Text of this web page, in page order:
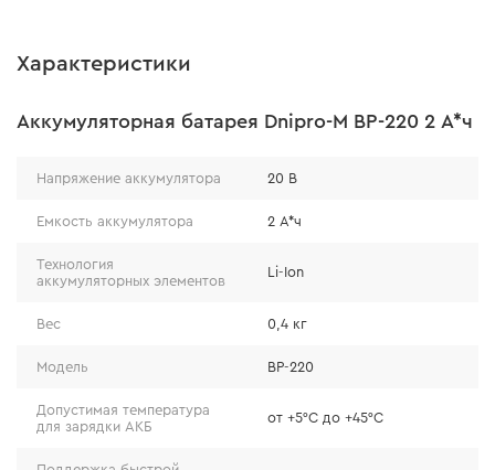
Три источника света
Модель DCL-201 оснащена тремя источниками света –
помощью можно осветить площадь буквально вокруг
оси самого прожектора.
Характеристики
Аккумуляторная батарея Dnipro-M BP-220 2 А*ч
Напряжение аккумулятора 20 В
Емкость аккумулятора 2 А*ч
Технология
аккумуляторных элементов
Li-Ion
Вес 0,4 кг
Модель BP-220
Допустимая температура
для зарядки АКБ
от +5°С до +45°С